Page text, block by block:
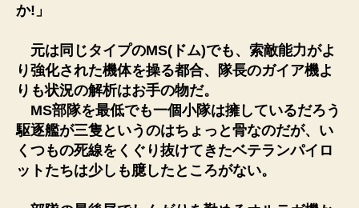
か!」
元は同じタイプのMS(ドム)でも、索敵能力がよ
り強化された機体を操る都合、隊長のガイア機よ
りも状況の解析はお手の物だ。
MS部隊を最低でも一個小隊は擁しているだろう
駆逐艦が三隻というのはちょっと骨なのだが、い
くつもの死線をくぐり抜けてきたベテランパイロ
ットたちは少しも臆したところがない。